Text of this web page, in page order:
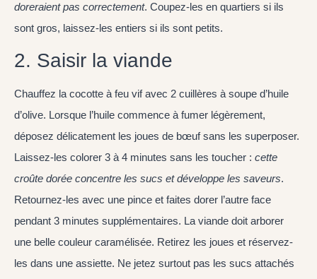
doreraient pas correctement. Coupez-les en quartiers si ils
sont gros, laissez-les entiers si ils sont petits.
2. Saisir la viande
Chauffez la cocotte à feu vif avec 2 cuillères à soupe d’huile
d’olive. Lorsque l’huile commence à fumer légèrement,
déposez délicatement les joues de bœuf sans les superposer.
Laissez-les colorer 3 à 4 minutes sans les toucher : cette
croûte dorée concentre les sucs et développe les saveurs.
Retournez-les avec une pince et faites dorer l’autre face
pendant 3 minutes supplémentaires. La viande doit arborer
une belle couleur caramélisée. Retirez les joues et réservez-
les dans une assiette. Ne jetez surtout pas les sucs attachés